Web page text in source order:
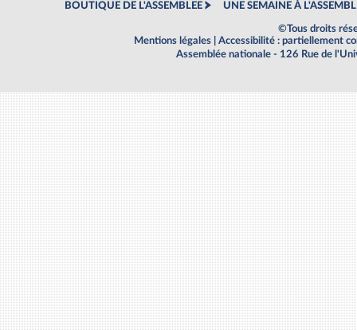
BOUTIQUE DE L'ASSEMBLEE UNE SEMAINE À
©Tous droits
Mentions légales
Accessibilité : partiellement
Assemblée nationale - 126 Rue de